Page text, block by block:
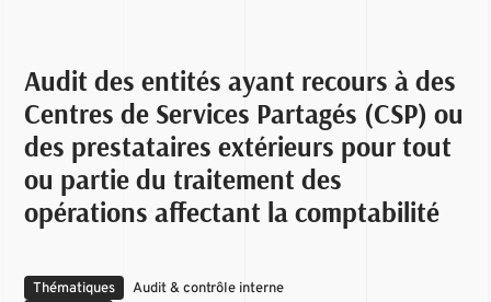
Audit des entités ayant recours à des
Centres de Services Partagés (CSP) ou
des prestataires extérieurs pour tout
ou partie du traitement des
opérations affectant la comptabilité
Thématiques
Audit & contrôle interne